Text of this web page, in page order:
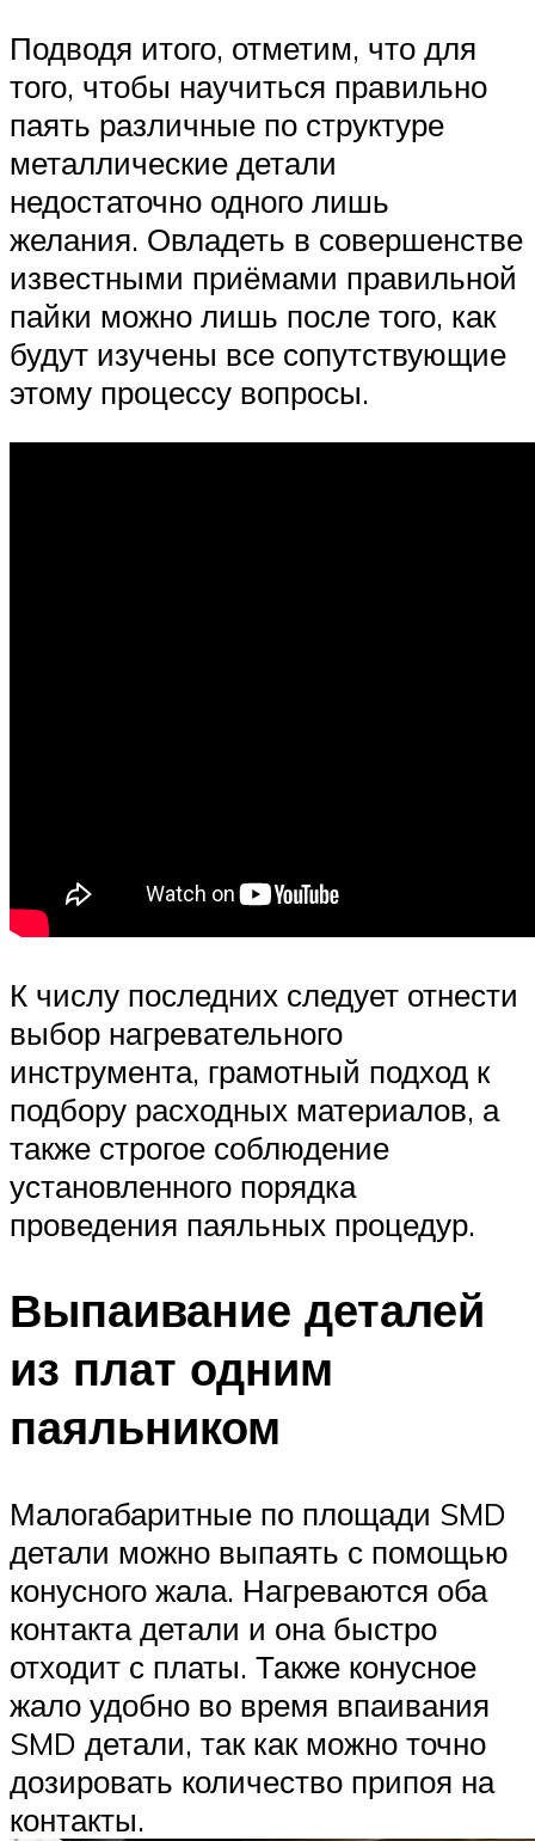
Подводя итого, отметим, что для
того, чтобы научиться правильно
паять различные по структуре
металлические детали
недостаточно одного лишь
желания. Овладеть в совершенстве
известными приёмами правильной
пайки можно лишь после того, как
будут изучены все сопутствующие
этому процессу вопросы.
К числу последних следует отнести
выбор нагревательного
инструмента, грамотный подход к
подбору расходных материалов, а
также строгое соблюдение
установленного порядка
проведения паяльных процедур.
Выпаивание деталей
из плат одним
паяльником
Малогабаритные по площади SMD
детали можно выпаять с помощью
конусного жала. Нагреваются оба
контакта детали и она быстро
отходит с платы. Также конусное
жало удобно во время впаивания
SMD детали, так как можно точно
дозировать количество припоя на
контакты.